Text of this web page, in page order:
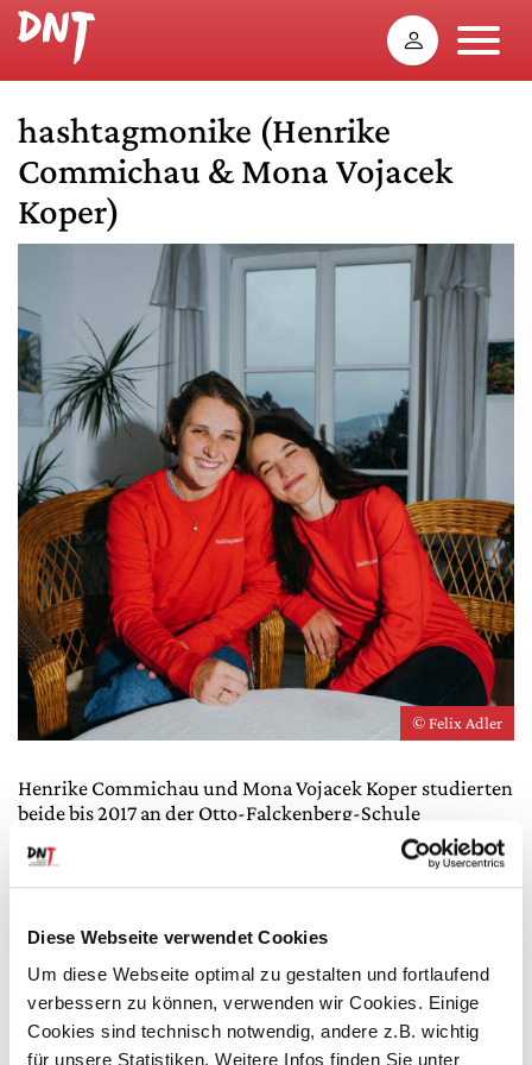
Diese Webseite verwendet Cookies
Um diese Webseite optimal zu gestalten und fortlaufend
verbessern zu können, verwenden wir Cookies. Einige
Cookies sind technisch notwendig, andere z.B. wichtig
für unsere Statistiken. Weitere Infos finden Sie unter
hashtagmonike (Henrike
Commichau & Mona Vojacek
Koper)
© Felix Adler
Henrike Commichau und Mona Vojacek Koper studierten
beide bis 2017 an der Otto-Falckenberg-Schule
Schauspiel und gründeten in dieser Zeit das Theaterduo
»hashtagmonike«
Studiums freie performative Arbeiten. Von 2018 bis 2024
sie Stückentwicklungen wie u. a. »Friendship Never
Ends« erarbeitete, das 2023 zu den Zwischenstücken der
Mülheimer Theatertage eingeladen wurde. 2022 war sie
Fellow des Internationalen Forums im Rahmen des